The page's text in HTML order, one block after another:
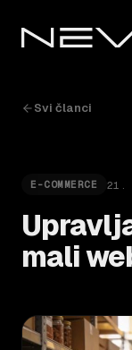
Svi članci
E-COMMERCE 21.
mali